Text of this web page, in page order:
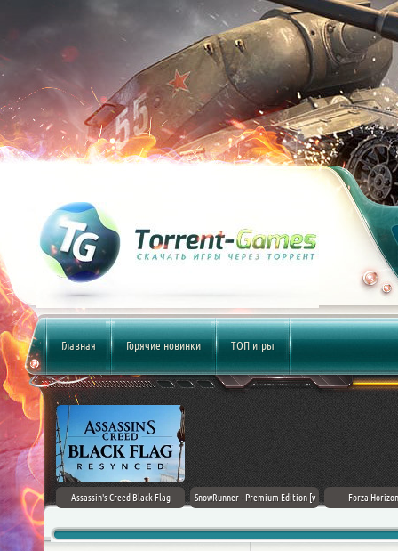
Главная Горячие новинки ТОП игры
Ages
Assassin's Creed Black Flag
SnowRunner - Premium Edition [v
Forza